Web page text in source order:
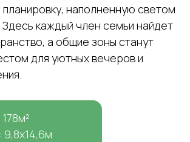
наполненную светом
каждый член семьи найдет
а общие зоны станут
для уютных вечеров и
9,8х14,6м